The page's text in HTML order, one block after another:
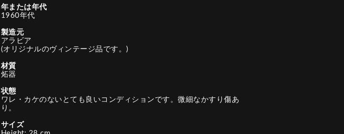
年または年代
1960年代
製造元
アラビア
(オリジナルのヴィンテージ品です。)
材質
炻器
状態
ワレ・カケのないとても良いコンディションです。微細なかすり傷あ
り。
サイズ